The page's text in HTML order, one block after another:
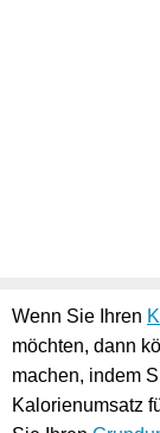
Wenn Sie Ihren
möchten, dann
machen, indem
Kalorienumsatz